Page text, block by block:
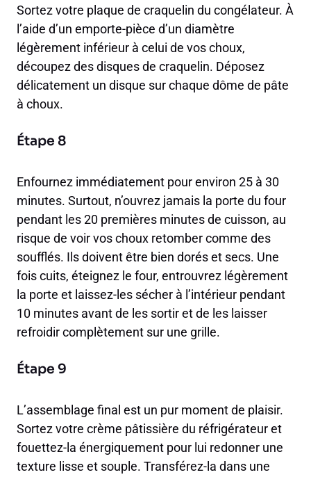
Sortez votre plaque de craquelin du congélateur. À
l’aide d’un emporte-pièce d’un diamètre
légèrement inférieur à celui de vos choux,
découpez des disques de craquelin. Déposez
délicatement un disque sur chaque dôme de pâte
à choux.
Étape 8
Enfournez immédiatement pour environ 25 à 30
minutes. Surtout, n’ouvrez jamais la porte du four
pendant les 20 premières minutes de cuisson, au
risque de voir vos choux retomber comme des
soufflés. Ils doivent être bien dorés et secs. Une
fois cuits, éteignez le four, entrouvrez légèrement
la porte et laissez-les sécher à l’intérieur pendant
10 minutes avant de les sortir et de les laisser
refroidir complètement sur une grille.
Étape 9
L’assemblage final est un pur moment de plaisir.
Sortez votre crème pâtissière du réfrigérateur et
fouettez-la énergiquement pour lui redonner une
texture lisse et souple. Transférez-la dans une